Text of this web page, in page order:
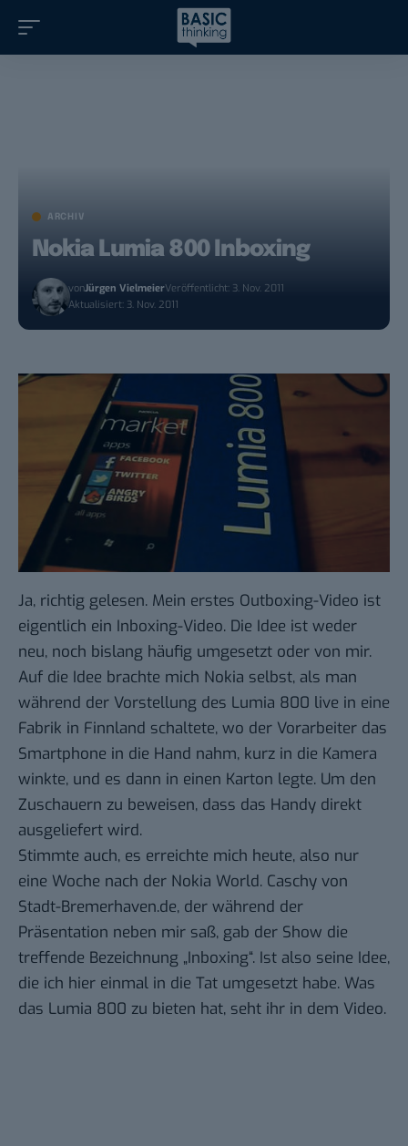
ARCHIV
Nokia Lumia 800 Inboxing
vonJürgen VielmeierVeröffentlicht: 3. Nov. 2011
Aktualisiert: 3. Nov. 2011
Ja, richtig gelesen. Mein erstes Outboxing-Video ist
eigentlich ein Inboxing-Video. Die Idee ist weder
neu, noch bislang häufig umgesetzt oder von mir.
Auf die Idee brachte mich Nokia selbst, als man
während der Vorstellung des Lumia 800 live in eine
Fabrik in Finnland schaltete, wo der Vorarbeiter das
Smartphone in die Hand nahm, kurz in die Kamera
winkte, und es dann in einen Karton legte. Um den
Zuschauern zu beweisen, dass das Handy direkt
ausgeliefert wird.
Stimmte auch, es erreichte mich heute, also nur
eine Woche nach der Nokia World. Caschy von
Stadt-Bremerhaven.de, der während der
Präsentation neben mir saß, gab der Show die
treffende Bezeichnung „Inboxing“. Ist also seine Idee,
die ich hier einmal in die Tat umgesetzt habe. Was
das Lumia 800 zu bieten hat, seht ihr in dem Video.